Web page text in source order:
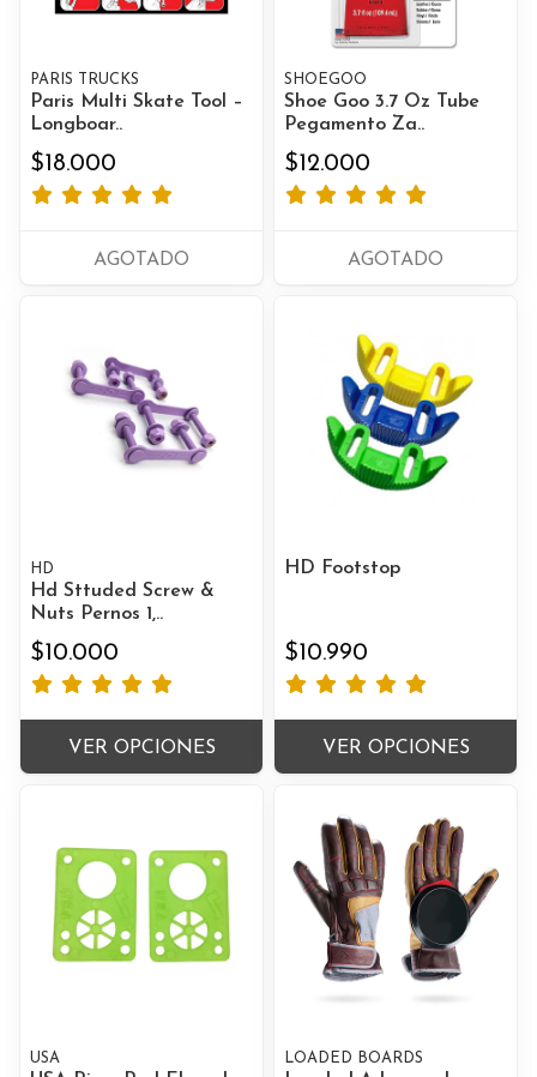
PARIS TRUCKS
Paris Multi Skate Tool –
Longboar..
$18.000
AGOTADO
SHOEGOO
Shoe Goo 3.7 Oz Tube
Pegamento Za..
$12.000
AGOTADO
HD
Hd Sttuded Screw &
Nuts Pernos 1,..
$10.000
VER OPCIONES
HD Footstop
$10.990
VER OPCIONES
USA LOADED BOARDS